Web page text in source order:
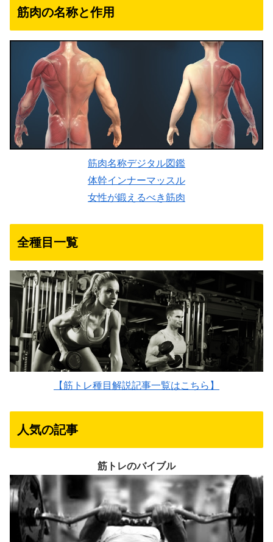
筋肉の名称と作用
筋肉名称デジタル図鑑
体幹インナーマッスル
女性が鍛えるべき筋肉
全種目一覧
【筋トレ種目解説記事一覧はこちら】
人気の記事
筋トレのバイブル